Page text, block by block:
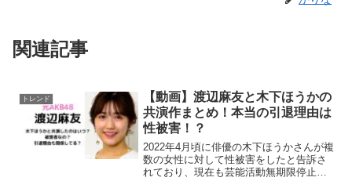
関連記事
トレンド
【動画】渡辺麻友と木下ほうかの
共演作まとめ！本当の引退理由は
性被害！？
2022年4月頃に俳優の木下ほうかさんが複
数の女性に対して性被害をしたと告訴さ
れており、現在も芸能活動無期限停止を